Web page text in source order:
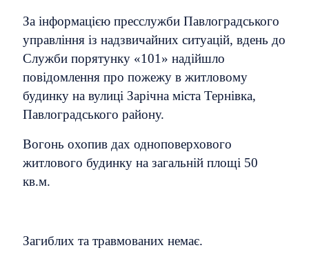
За інформацією пресслужби Павлоградського
управління із надзвичайних ситуацій, вдень до
Служби порятунку «101» надійшло
повідомлення про пожежу в житловому
будинку на вулиці Зарічна міста Тернівка,
Павлоградського району.
Вогонь охопив дах одноповерхового
житлового будинку на загальній площі 50
кв.м.
Загиблих та травмованих немає.